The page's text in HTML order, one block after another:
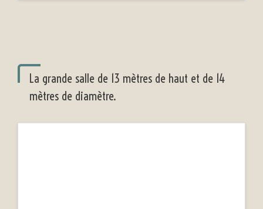
La grande salle de 13 mètres de haut et de 14
mètres de diamètre.